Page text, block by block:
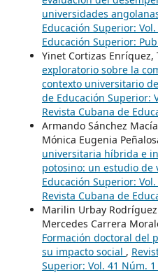
universidades
Educación Superior:
Educación Superior:
Yinet Cortizas Enríquez,
exploratorio sobre la
contexto universitario
de Educación Superior:
Revista Cubana de
Armando Sánchez
Mónica Eugenia
universitaria híbrida e
potosino: un estudio de
Educación Superior:
Revista Cubana de
Marilin Urbay
Mercedes Carrera
Formación doctoral del
su impacto social ,
Superior: Vol. 41 Núm.